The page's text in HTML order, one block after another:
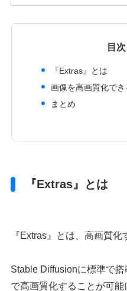
目次
『Extras』とは
画像を高画質化で
まとめ
『Extras』とは
『Extras』とは、高画質化
Stable Diffusionに標準で
で高画質化することが可能